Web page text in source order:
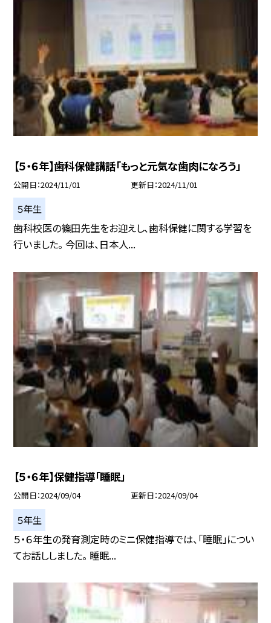
【５・６年】歯科保健講話「もっと元気な歯肉になろう」
公開日 2024/11/01 更新日 2024/11/01
５年生
歯科校医の篠田先生をお迎えし、歯科保健に関する学習を
行いました。 今回は、日本人...
【５・６年】保健指導「睡眠」
公開日 2024/09/04 更新日 2024/09/04
５年生
５・６年生の発育測定時のミニ保健指導では、「睡眠」につい
てお話ししました。 睡眠...